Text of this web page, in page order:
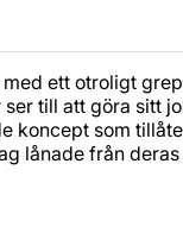
ett otroligt
till att göra sitt
koncept som
lånade från